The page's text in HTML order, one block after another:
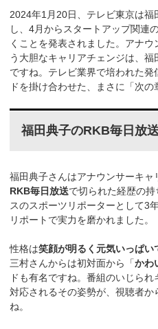
2024年1月20日、テレビ東京は
し、4月からスタートアップ関連
くことを発表されました。アナ
う大胆なキャリアチェンジは、
ですね。テレビ業界で培われた
ドを掛け合わせた、まさに「次の
福田典子のRKB毎日放
福田典子さんはアナウンサーキ
RKB毎日放送で切られた経歴の
スのスポーツリポーターとして3
リポートで実力を磨かれました。
性格は笑顔が明るく元気いっぱい
三村さんからは初対面から「かわ
ドも有名ですね。番組のいじら
対応されるその姿勢が、視聴者
ね。